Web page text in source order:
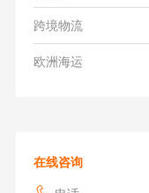
跨境物流
欧洲海运
在线咨询